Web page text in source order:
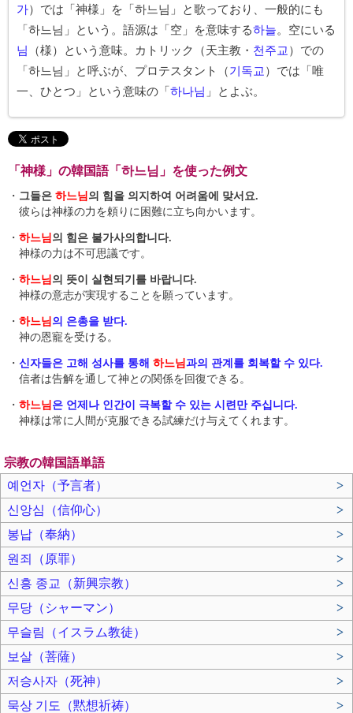
가）では「神様」を「하느님」と歌っており、一般的にも
「하느님」という。語源は「空」を意味する하늘。空にいる
님
（様）という意味。カトリック（天主教・ 천주교 ）での
「하느님」と呼ぶが、プロテスタント（기독교 ）では「唯
一、ひとつ」という意味の「 하나님 」とよぶ。
「神様」の韓国語「하느님」を使った例文
・ 그들은 하느님 의 힘을 의지하여 어려움에 맞서요.
彼らは神様の力を頼りに困難に立ち向かいます。
・ 하느님 의 힘은 불가사의합니다.
神様の力は不可思議です。
・ 하느님 의 뜻이 실현되기를 바랍니다.
神様の意志が実現することを願っています。
・ 하느님 의 은총 을 받다.
神の恩寵を受ける。
・ 신자들은 고해 성사를 통해 하느님과의 관계를 회복할 수 있다.
信者は告解を通して神との関係を回復できる。
・ 하느님 은 언제나 인간이 극복할 수 있는 시련만 주십니다.
神様は常に人間が克服できる試練だけ与えてくれます。
宗教の韓国語単語
예언자（予言者）
>
신앙심（信仰心）
>
봉납（奉納）
>
원죄（原罪）
>
신흥 종교（新興宗教）
>
무당（シャーマン）
>
무슬림（イスラム教徒）
>
보살（菩薩）
>
저승사자（死神）
>
묵상 기도（黙想祈祷）
>